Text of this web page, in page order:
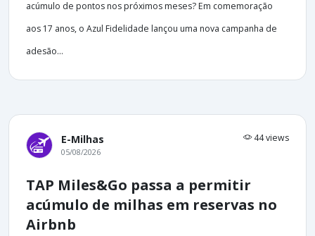
acúmulo de pontos nos próximos meses? Em comemoração
aos 17 anos, o Azul Fidelidade lançou uma nova campanha de
adesão...
E-Milhas 44 views
05/08/2026
TAP Miles&Go passa a permitir
acúmulo de milhas em reservas no
Airbnb